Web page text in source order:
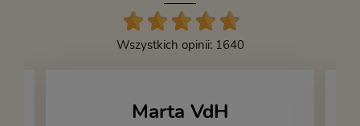
Wszystkich opinii: 1640
Marta VdH